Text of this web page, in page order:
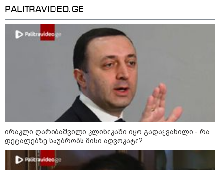
PALITRAVIDEO.GE
ირაკლი ღარიბაშვილი კლინიკაში იყო გადაყვანილი - რა
დეტალებზე საუბრობს მისი ადვოკატი?